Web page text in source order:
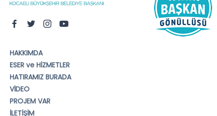
HAKKIMDA
ESER ve HİZMETLER
HATIRAMIZ BURADA
VİDEO
PROJEM VAR
İLETİŞİM